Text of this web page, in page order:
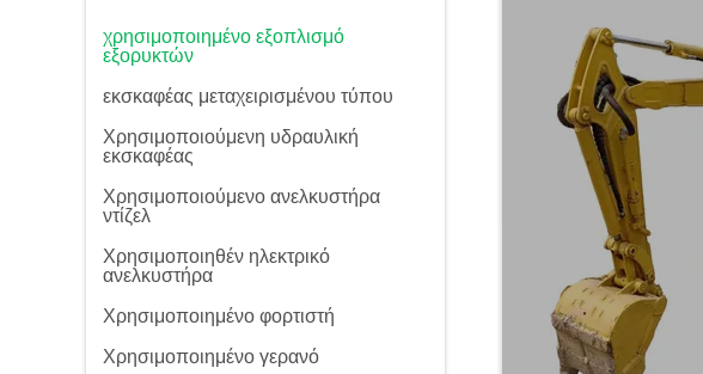
χρησιμοποιημένο εξοπλισμό
εξορυκτών
εκσκαφέας μεταχειρισμένου τύπου
Χρησιμοποιούμενη υδραυλική
εκσκαφέας
Χρησιμοποιούμενο ανελκυστήρα
ντίζελ
Χρησιμοποιηθέν ηλεκτρικό
ανελκυστήρα
Χρησιμοποιημένο φορτιστή
Χρησιμοποιημένο γερανό